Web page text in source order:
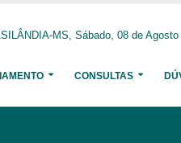
MS, Sábado, 08 de Agosto
CONSULTAS